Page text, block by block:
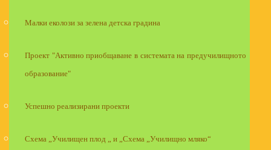
Малки еколози за зелена детска градина
Проект "Активно приобщаване в системата на предучилищното
образование"
Успешно реализирани проекти
Схема „Училищен плод „ и „Схема „Училищно мляко“